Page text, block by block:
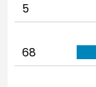
5
68